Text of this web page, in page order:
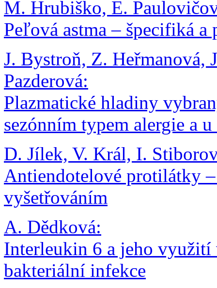
M. Hrubiško, E.
Peľová astma – špecifiká
J. Bystroň, Z. Heřmanová,
Pazderová:
Plazmatické hladiny
sezónním typem alergie a
D. Jílek, V. Král, I.
Antiendotelové protilátky
vyšetřováním
A. Dědková:
Interleukin 6 a jeho využití
bakteriální infekce